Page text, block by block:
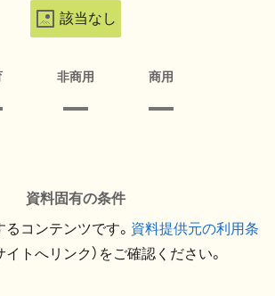
該当なし
非商用 商用
資料固有の条件
コンテンツです。 資料提供元の利用条
イトへリンク）をご確認ください。